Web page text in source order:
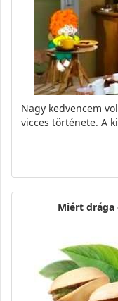
Nagy kedvencem
vicces története. A
Miért drága